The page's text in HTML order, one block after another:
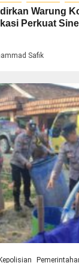
Warung
Perkuat
Safik